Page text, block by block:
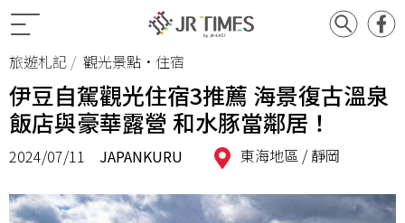
旅遊札記 觀光景點•住宿
伊豆自駕觀光住宿3推薦 海景復古溫泉
飯店與豪華露營 和水豚當鄰居！
2024/07/11 JAPANKURU 東海地區 / 靜岡